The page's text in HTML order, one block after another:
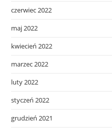
czerwiec 2022
maj 2022
kwiecień 2022
marzec 2022
luty 2022
styczeń 2022
grudzień 2021